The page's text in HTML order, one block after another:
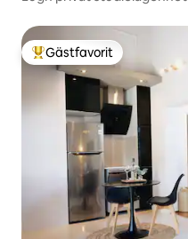
Populär gästfavorit
Gästfavorit